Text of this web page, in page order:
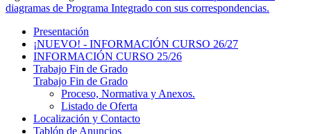
diagramas de Programa Integrado con sus correspondencias.
Presentación
¡NUEVO! - INFORMACIÓN CURSO 26/27
INFORMACIÓN CURSO 25/26
Trabajo Fin de Grado
Trabajo Fin de Grado
Proceso, Normativa y Anexos.
Listado de Oferta
Localización y Contacto
Tablón de Anuncios